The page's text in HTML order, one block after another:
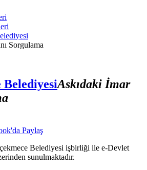
Sorgulama
BelediyesiAskıdaki İmar
Paylaş
Belediyesi işbirliği ile e-Devlet
sunulmaktadır.